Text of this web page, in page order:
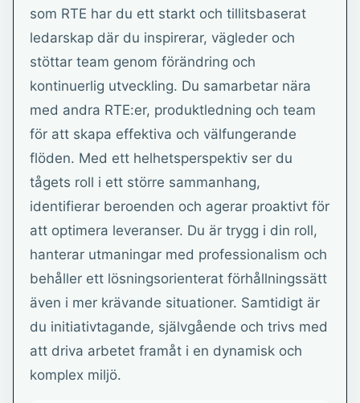
som RTE har du ett starkt och tillitsbaserat
ledarskap där du inspirerar, vägleder och
stöttar team genom förändring och
kontinuerlig utveckling. Du samarbetar nära
med andra RTE:er, produktledning och team
för att skapa effektiva och välfungerande
flöden. Med ett helhetsperspektiv ser du
tågets roll i ett större sammanhang,
identifierar beroenden och agerar proaktivt för
att optimera leveranser. Du är trygg i din roll,
hanterar utmaningar med professionalism och
behåller ett lösningsorienterat förhållningssätt
även i mer krävande situationer. Samtidigt är
du initiativtagande, självgående och trivs med
att driva arbetet framåt i en dynamisk och
komplex miljö.